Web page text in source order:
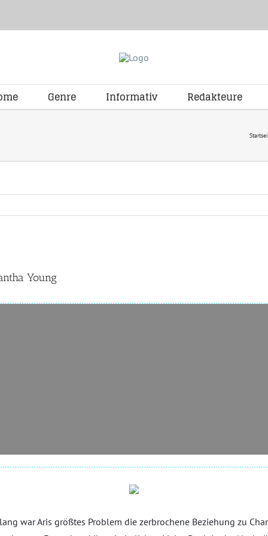
Genre Informativ Redakteure
Young
war Aris größtes Problem die zerbrochene Beziehung zu